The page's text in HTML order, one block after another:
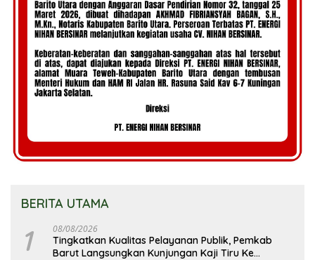
BERITA UTAMA
1 08/08/2026
Tingkatkan Kualitas Pelayanan Publik, Pemkab
Barut Langsungkan Kunjungan Kaji Tiru Ke